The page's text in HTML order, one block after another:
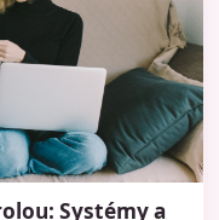
Systémy a